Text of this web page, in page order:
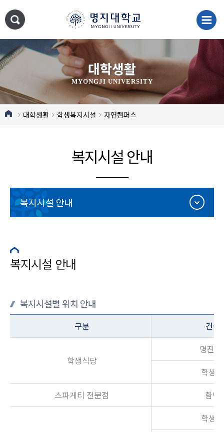
대학생활
MYONGJI UNIVERSITY
대학생활 학생복지시설 자연캠퍼스
복지시설 안내
복지시설 안내
복지시설 안내
복지시설별 위치 안내
구분 건물
학생식당
명진
학생
스파게티 전문점
함박
학생